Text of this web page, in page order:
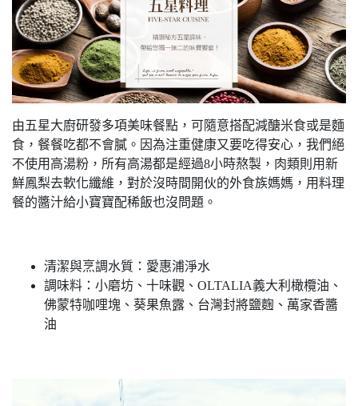
由五星大廚研發多項美味餐點，可隨意搭配減醣米食或是麵
食，餐餐吃都不會膩。因為注重健康又要吃得安心，我們絕
不使用高湯粉，所有高湯都是經過8小時熬製，肉類則用新
鮮鳳梨去軟化纖維，對於沒時間開伙的外食族媽媽，用料理
餐的醬汁給小寶寶配稀飯也沒問題。
清潔與烹調水質：愛惠浦淨水
調味料：小磨坊、十味觀、OLTALIA義大利橄欖油、
佛蒙特咖哩塊、葵果魚露、台灣封將鹽麴、萬家香醬
油